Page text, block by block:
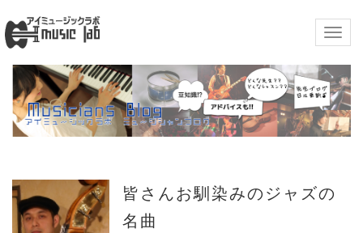
皆さんお馴染みのジャズの
名曲